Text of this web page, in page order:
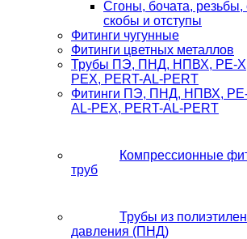
Сгоны, бочата, резьбы,
скобы и отступы
Фитинги чугунные
Фитинги цветных металлов
Трубы ПЭ, ПНД, НПВХ, PE-X,
PEX, PERT-AL-PERT
Фитинги ПЭ, ПНД, НПВХ, PE-
AL-PEX, PERT-AL-PERT
Компрессионные
труб
Трубы из
давления (ПНД)